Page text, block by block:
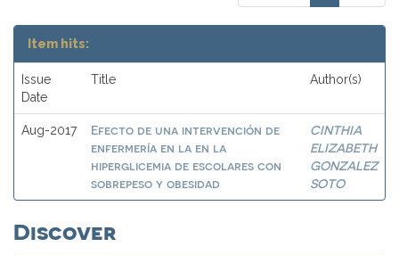
Item hits:
Issue
Date
Title Author(s)
Aug-2017
Efecto de una intervención de
enfermería en la en la
hiperglicemia de escolares con
sobrepeso y obesidad
CINTHIA
ELIZABETH
GONZALEZ
SOTO
Discover